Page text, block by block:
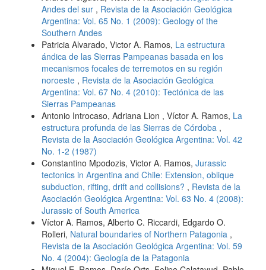
Andes del sur , Revista de la Asociación Geológica
Argentina: Vol. 65 No. 1 (2009): Geology of the
Southern Andes
Patricia Alvarado, Victor A. Ramos, La estructura
ándica de las Sierras Pampeanas basada en los
mecanismos focales de terremotos en su región
noroeste , Revista de la Asociación Geológica
Argentina: Vol. 67 No. 4 (2010): Tectónica de las
Sierras Pampeanas
Antonio Introcaso, Adriana Lion , Víctor A. Ramos, La
estructura profunda de las Sierras de Córdoba ,
Revista de la Asociación Geológica Argentina: Vol. 42
No. 1-2 (1987)
Constantino Mpodozis, Victor A. Ramos, Jurassic
tectonics in Argentina and Chile: Extension, oblique
subduction, rifting, drift and collisions? , Revista de la
Asociación Geológica Argentina: Vol. 63 No. 4 (2008):
Jurassic of South America
Víctor A. Ramos, Alberto C. Riccardi, Edgardo O.
Rolleri, Natural boundaries of Northern Patagonia ,
Revista de la Asociación Geológica Argentina: Vol. 59
No. 4 (2004): Geología de la Patagonia